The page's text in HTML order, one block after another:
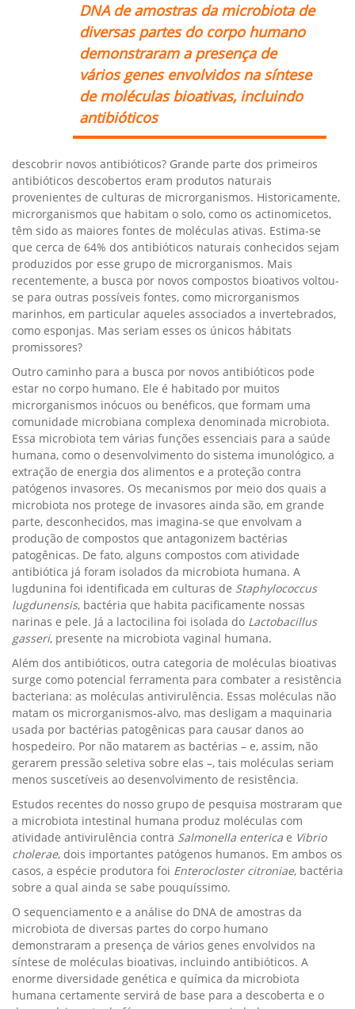
DNA de amostras da microbiota de
diversas partes do corpo humano
demonstraram a presença de
vários genes envolvidos na síntese
de moléculas bioativas, incluindo
antibióticos
descobrir novos antibióticos? Grande parte dos primeiros
antibióticos descobertos eram produtos naturais
provenientes de culturas de microrganismos. Historicamente,
microrganismos que habitam o solo, como os actinomicetos,
têm sido as maiores fontes de moléculas ativas. Estima-se
que cerca de 64% dos antibióticos naturais conhecidos sejam
produzidos por esse grupo de microrganismos. Mais
recentemente, a busca por novos compostos bioativos voltou-
se para outras possíveis fontes, como microrganismos
marinhos, em particular aqueles associados a invertebrados,
como esponjas. Mas seriam esses os únicos hábitats
promissores?
Outro caminho para a busca por novos antibióticos pode
estar no corpo humano. Ele é habitado por muitos
microrganismos inócuos ou benéficos, que formam uma
comunidade microbiana complexa denominada microbiota.
Essa microbiota tem várias funções essenciais para a saúde
humana, como o desenvolvimento do sistema imunológico, a
extração de energia dos alimentos e a proteção contra
patógenos invasores. Os mecanismos por meio dos quais a
microbiota nos protege de invasores ainda são, em grande
parte, desconhecidos, mas imagina-se que envolvam a
produção de compostos que antagonizem bactérias
patogênicas. De fato, alguns compostos com atividade
antibiótica já foram isolados da microbiota humana. A
lugdunina foi identificada em culturas de Staphylococcus
lugdunensis, bactéria que habita pacificamente nossas
narinas e pele. Já a lactocilina foi isolada do Lactobacillus
gasseri, presente na microbiota vaginal humana.
Além dos antibióticos, outra categoria de moléculas bioativas
surge como potencial ferramenta para combater a resistência
bacteriana: as moléculas antivirulência. Essas moléculas não
matam os microrganismos-alvo, mas desligam a maquinaria
usada por bactérias patogênicas para causar danos ao
hospedeiro. Por não matarem as bactérias – e, assim, não
gerarem pressão seletiva sobre elas –, tais moléculas seriam
menos suscetíveis ao desenvolvimento de resistência.
Estudos recentes do nosso grupo de pesquisa mostraram que
a microbiota intestinal humana produz moléculas com
atividade antivirulência contra Salmonella enterica e Vibrio
cholerae, dois importantes patógenos humanos. Em ambos os
casos, a espécie produtora foi Enterocloster citroniae, bactéria
sobre a qual ainda se sabe pouquíssimo.
O sequenciamento e a análise do DNA de amostras da
microbiota de diversas partes do corpo humano
demonstraram a presença de vários genes envolvidos na
síntese de moléculas bioativas, incluindo antibióticos. A
enorme diversidade genética e química da microbiota
humana certamente servirá de base para a descoberta e o